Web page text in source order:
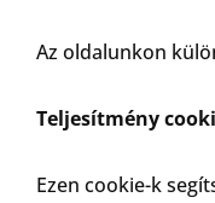
Az oldalunkon
Teljesítmény
Ezen cookie-k